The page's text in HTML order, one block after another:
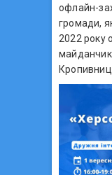
офлайн-
громади,
2022 року